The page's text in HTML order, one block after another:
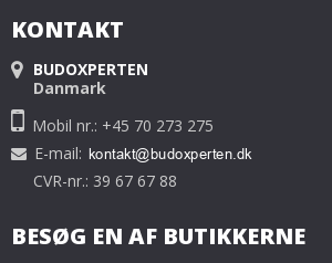
KONTAKT
BUDOXPERTEN
Danmark
Mobil nr.: +45 70 273 275
E-mail:
CVR-nr.: 39 67 67 88
BESØG EN AF BUTIKKERNE